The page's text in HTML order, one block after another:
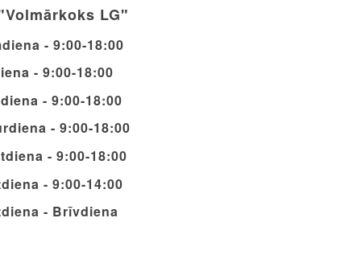
LG"
- 9:00-18:00
- 9:00-18:00
- 9:00-18:00
- 9:00-18:00
- 9:00-18:00
- 9:00-14:00
- Brīvdiena